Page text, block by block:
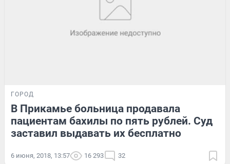
ГОРОД
В Прикамье больница продавала
пациентам бахилы по пять рублей. Суд
заставил выдавать их бесплатно
6 июня, 2018, 13:57 16 293 32